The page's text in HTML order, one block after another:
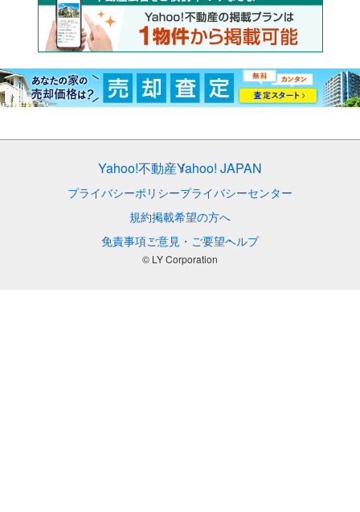
Yahoo!不動産Yahoo! JAPAN
プライバシーポリシープライバシーセンター
規約掲載希望の方へ
免責事項ご意見・ご要望ヘルプ
© LY Corporation